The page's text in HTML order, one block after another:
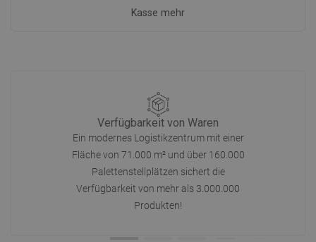
Kasse mehr
Verfügbarkeit von Waren
Ein modernes Logistikzentrum mit einer
Fläche von 71.000 m² und über 160.000
Palettenstellplätzen sichert die
Verfügbarkeit von mehr als 3.000.000
Produkten!